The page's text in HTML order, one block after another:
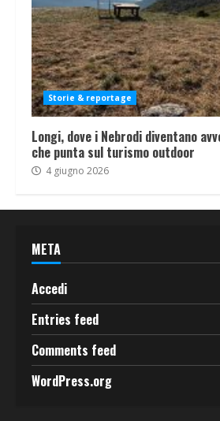
Storie & reportage
Longi, dove i Nebrodi diventano
che punta sul turismo outdoor
4 giugno 2026
META
Accedi
Entries feed
Comments feed
WordPress.org